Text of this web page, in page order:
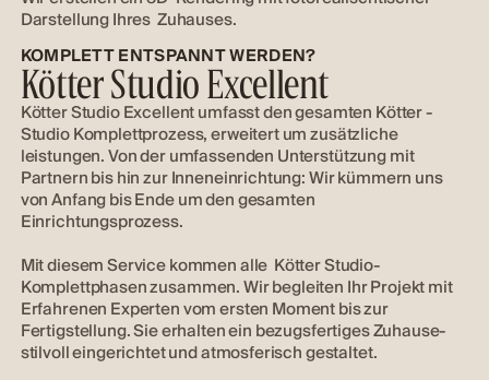
Darstellung Ihres Zuhauses.
KOMPLETT ENTSPANNT WERDEN?
Kötter Studio Excellent
Kötter Studio Excellent umfasst den gesamten Kötter -
Studio Komplettprozess, erweitert um zusätzliche
leistungen. Von der umfassenden Unterstützung mit
Partnern bis hin zur Inneneinrichtung: Wir kümmern uns
von Anfang bis Ende um den gesamten
Einrichtungsprozess.
Mit diesem Service kommen alle Kötter Studio-
Komplettphasen zusammen. Wir begleiten Ihr Projekt mit
Erfahrenen Experten vom ersten Moment bis zur
Fertigstellung. Sie erhalten ein bezugsfertiges Zuhause-
stilvoll eingerichtet und atmosferisch gestaltet.